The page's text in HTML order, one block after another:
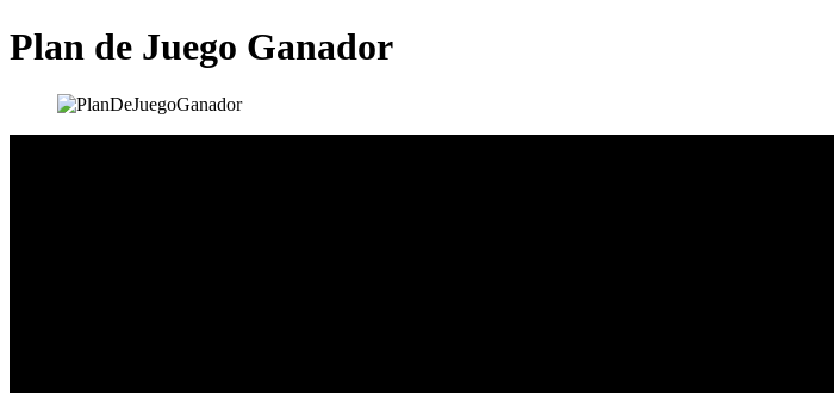
Plan de Juego Ganador